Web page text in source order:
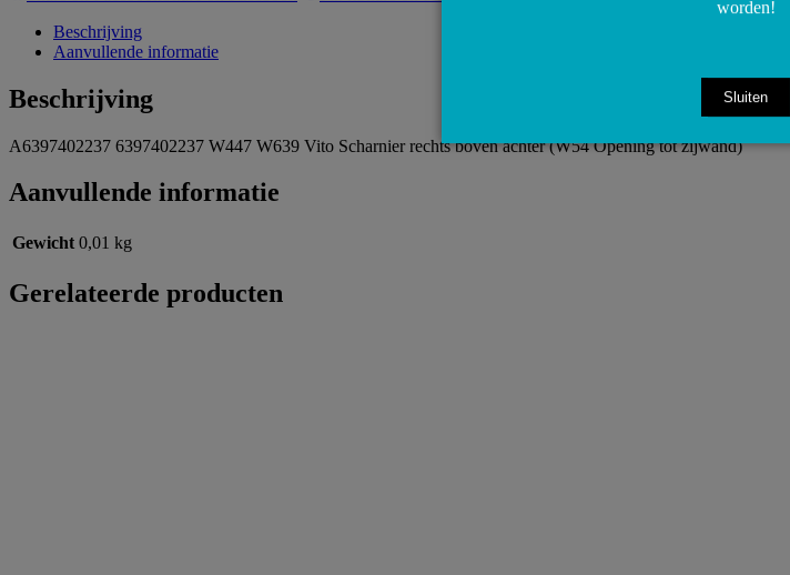
Beschrijving
Aanvullende informatie
Beschrijving
A6397402237 6397402237 W447 W639 Vito Scharnier rechts boven achter (W54 Opening tot zijwand)
Aanvullende informatie
Gewicht 0,01 kg
Gerelateerde producten
worden!
Sluiten